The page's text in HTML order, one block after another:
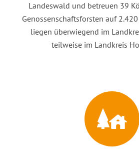
Landeswald und betreuen 39
Genossenschaftsforsten auf
liegen überwiegend im
teilweise im Landkreis